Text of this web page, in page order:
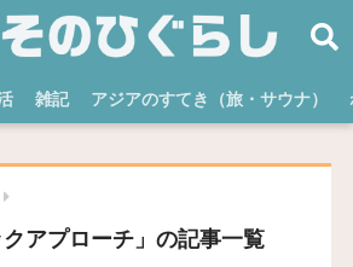
雑記 アジアのすてき（旅・サウナ）
クアプローチ」の記事一覧